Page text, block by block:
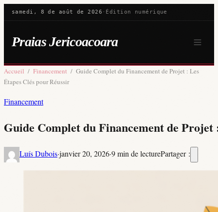
samedi, 8 de août de 2026 · Édition numérique
Praias Jericoacoara
Accueil / Financement / Guide Complet du Financement de Projet : Les
Étapes Clés pour Réussir
Financement
Guide Complet du Financement de Projet
Luís Dubois·janvier 20, 2026·9 min de lecturePartager :